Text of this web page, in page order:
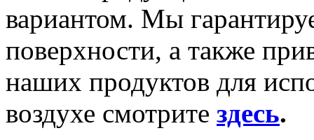
вариантом. Мы
поверхности, а также
наших продуктов для
воздухе смотрите здесь.